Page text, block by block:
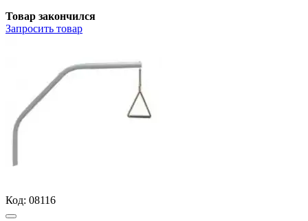
Товар закончился
Запросить товар
Код: 08116